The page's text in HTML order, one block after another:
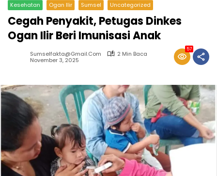
Kesehatan Ogan Ilir Sumsel Uncategorized
Cegah Penyakit, Petugas Dinkes
Ogan Ilir Beri Imunisasi Anak
Sumselfakta@gmail.com
2 Min Baca
November 3, 2025
57